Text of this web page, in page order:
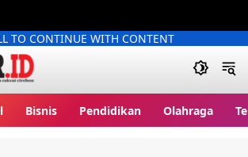
TO CONTINUE WITH CONTENT
Bisnis Pendidikan Olahraga